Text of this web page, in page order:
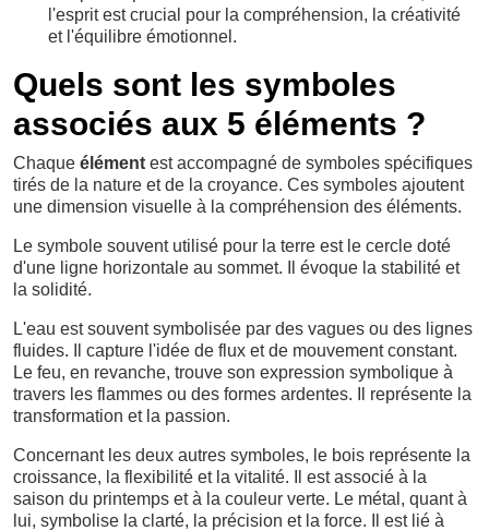
l'esprit est crucial pour la compréhension, la créativité
et l'équilibre émotionnel.
Quels sont les symboles
associés aux 5 éléments ?
Chaque élément est accompagné de symboles spécifiques
tirés de la nature et de la croyance. Ces symboles ajoutent
une dimension visuelle à la compréhension des éléments.
Le symbole souvent utilisé pour la terre est le cercle doté
d'une ligne horizontale au sommet. Il évoque la stabilité et
la solidité.
L'eau est souvent symbolisée par des vagues ou des lignes
fluides. Il capture l'idée de flux et de mouvement constant.
Le feu, en revanche, trouve son expression symbolique à
travers les flammes ou des formes ardentes. Il représente la
transformation et la passion.
Concernant les deux autres symboles, le bois représente la
croissance, la flexibilité et la vitalité. Il est associé à la
saison du printemps et à la couleur verte. Le métal, quant à
lui, symbolise la clarté, la précision et la force. Il est lié à